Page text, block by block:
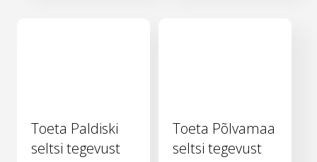
Toeta Paldiski
seltsi tegevust
Toeta Põlvamaa
seltsi tegevust